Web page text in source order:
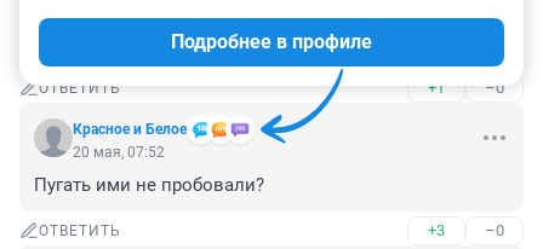
А можно фото рядом с каждой без макияжа? Вот
ОТВЕТИТЬ +1 –0
Красное и Белое
Подробнее в профиле
20 мая, 07:52
Пугать ими не пробовали?
ОТВЕТИТЬ +3 –0